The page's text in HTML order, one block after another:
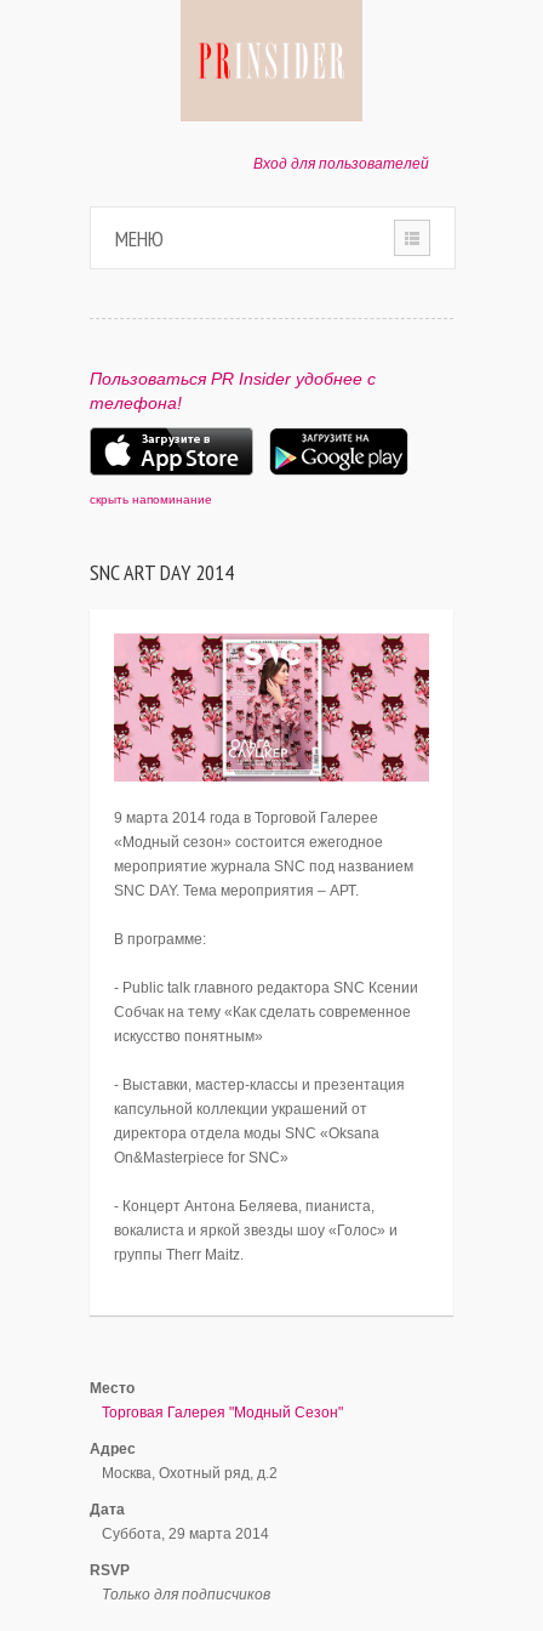
Вход для пользователей
МЕНЮ
ПАРТНЕРАМ
КОНТАКТЫ
Пользоваться PR Insider удобнее с
телефона!
скрыть напоминание
SNC ART DAY 2014
9 марта 2014 года в Торговой Галерее
«Модный сезон» состоится ежегодное
мероприятие журнала SNC под названием
SNC DAY. Тема мероприятия – АРТ.
В программе:
- Public talk главного редактора SNC Ксении
Собчак на тему «Как сделать современное
искусство понятным»
- Выставки, мастер-классы и презентация
капсульной коллекции украшений от
директора отдела моды SNC «Oksana
On&Masterpiece for SNC»
- Концерт Антона Беляева, пианиста,
вокалиста и яркой звезды шоу «Голос» и
группы Therr Maitz.
Место
Торговая Галерея "Модный Сезон"
Адрес
Москва, Охотный ряд, д.2
Дата
Суббота, 29 марта 2014
RSVP
Только для подписчиков